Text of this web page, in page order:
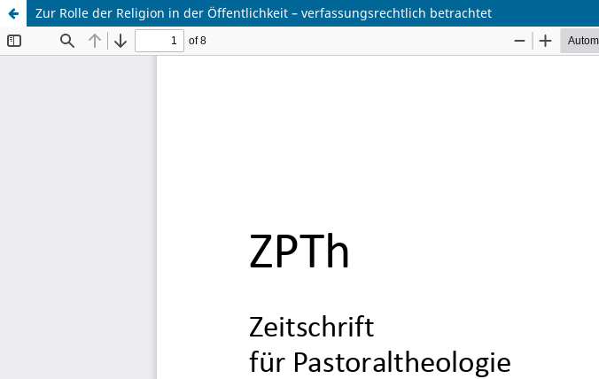
Zur Rolle der Religion in der Öffentlichkeit – verfassungsrechtlich betrachtet